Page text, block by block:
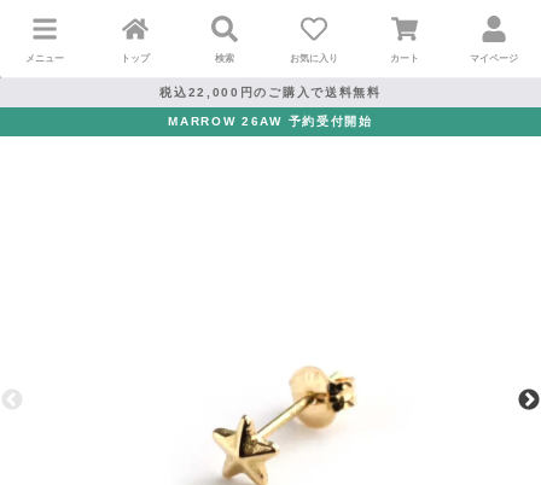
メニュー トップ 検索 お気に入り カート マイページ
税込22,000円のご購入で送料無料
MARROW 26AW 予約受付開始